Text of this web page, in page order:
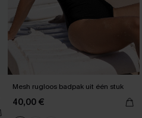
Mesh rugloos badpak uit één stuk
40,00 €